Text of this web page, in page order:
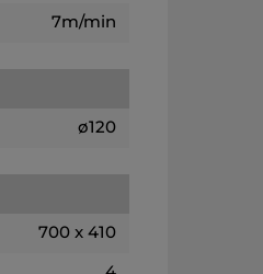
7m/min
ø120
700 x 410